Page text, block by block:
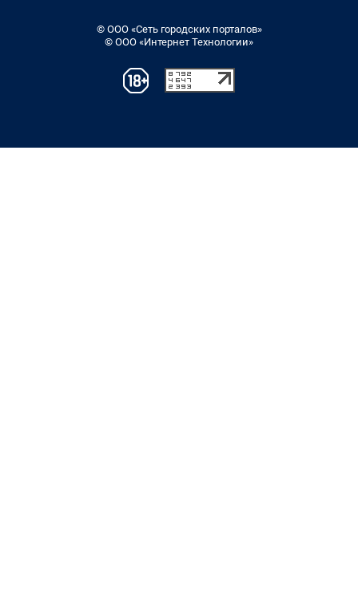
© ООО «Сеть городских порталов»
© ООО «Интернет Технологии»